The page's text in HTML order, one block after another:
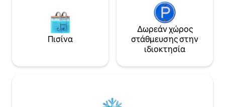
Πισίνα
Δωρεάν χώρος
στάθμευσης στην
ιδιοκτησία